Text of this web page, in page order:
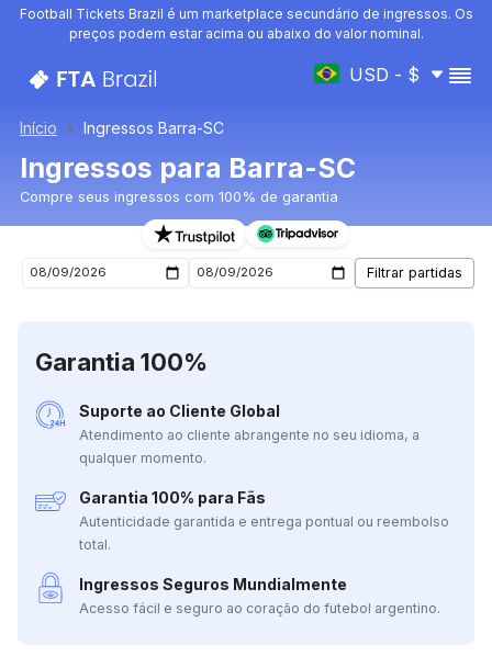
Football Tickets Brazil é um marketplace secundário de ingressos. Os
preços podem estar acima ou abaixo do valor nominal.
USD - $
Início Ingressos Barra-SC
Ingressos para Barra-SC
Compre seus ingressos com 100% de garantia
Ingressos para o próximo jogo de Barra-SC
Garantia 100%
Suporte ao Cliente Global
Atendimento ao cliente abrangente no seu idioma, a
qualquer momento.
Garantia 100% para Fãs
Autenticidade garantida e entrega pontual ou reembolso
total.
Ingressos Seguros Mundialmente
Acesso fácil e seguro ao coração do futebol argentino.